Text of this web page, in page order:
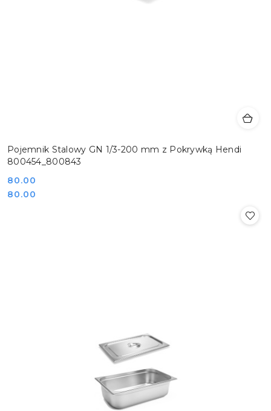
Pojemnik Stalowy GN 1/3-200 mm z Pokrywką Hendi
800454_800843
Cena:
80.00
Cena:
80.00